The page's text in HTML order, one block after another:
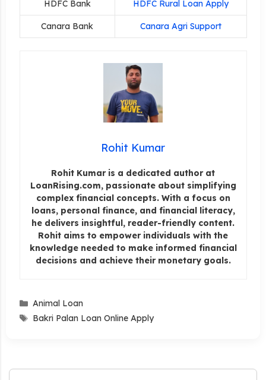
HDFC Bank HDFC Rural Loan Apply
Canara Bank Canara Agri Support
Rohit Kumar
Rohit Kumar is a dedicated author at
LoanRising.com, passionate about simplifying
complex financial concepts. With a focus on
loans, personal finance, and financial literacy,
he delivers insightful, reader-friendly content.
Rohit aims to empower individuals with the
knowledge needed to make informed financial
decisions and achieve their monetary goals.
Categories
Animal Loan
Tags
Bakri Palan Loan Online Apply